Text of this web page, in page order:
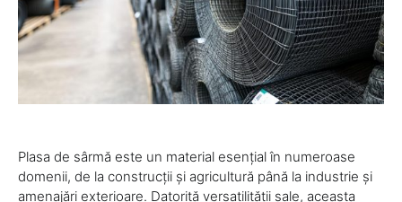
Plasa de sârmă este un material esențial în numeroase
domenii, de la construcții și agricultură până la industrie și
amenajări exterioare. Datorită versatilității sale, aceasta